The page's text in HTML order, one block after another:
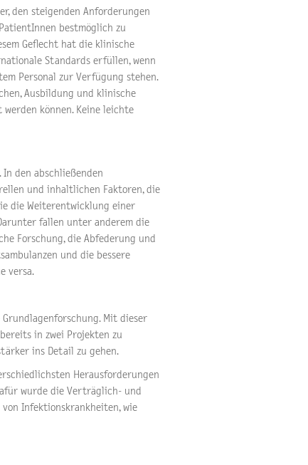
den steigenden Anforderungen
bestmöglich zu
Geflecht hat die klinische
Standards erfüllen, wenn
Personal zur Verfügung stehen.
Ausbildung und klinische
können. Keine leichte
den abschließenden
und inhaltlichen Faktoren, die
die Weiterentwicklung einer
fallen unter anderem die
Forschung, die Abfederung und
und die bessere
versa.
Mit dieser
in zwei Projekten zu
ins Detail zu gehen.
Herausforderungen
wurde die Verträglich- und
Infektionskrankheiten, wie